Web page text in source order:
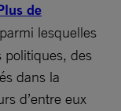
de
lesquelles
politiques, des
dans la
d’entre eux